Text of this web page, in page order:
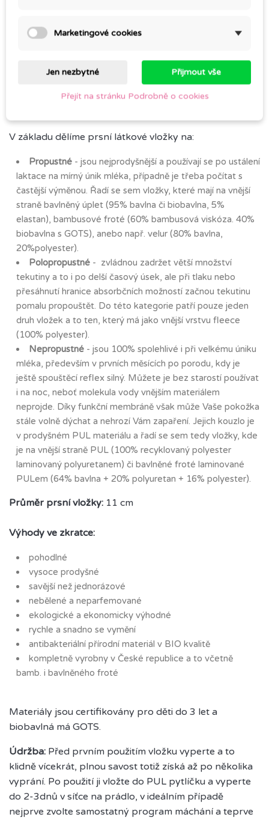
BIO Vložky do podprsenky - Hortenzie (PUL) / 1 pár
BIO Vložky do podprsenky - Protea královká (PUL) / 1
BIO Vložky do podprsenky - Fialové kopretiny (PUL) / 1
Dárková krabička A4 s výplní / 1 ks
V základu dělíme prsní látkové vložky na:
Propustné - jsou nejprodyšnější a používají se po ustálení
laktace na mírný únik mléka, případně je třeba počítat s
častější výměnou. Řadí se sem vložky, které mají na vnější
straně bavlněný úplet (95% bavlna či biobavlna, 5%
elastan), bambusové froté (60% bambusová viskóza. 40%
biobavlna s GOTS), anebo např. velur (80% bavlna,
20%polyester).
Polopropustné - zvládnou zadržet větší množství
tekutiny a to i po delší časový úsek, ale při tlaku nebo
přesáhnutí hranice absorbčních možností začnou tekutinu
pomalu propouštět. Do této kategorie patří pouze jeden
druh vložek a to ten, který má jako vnější vrstvu fleece
(100% polyester).
Nepropustné - jsou 100% spolehlivé i při velkému úniku
mléka, především v prvních měsících po porodu, kdy je
ještě spouštěcí reflex silný. Můžete je bez starostí používat
i na noc, neboť molekula vody vnějším materiálem
neprojde. Díky funkční membráně však může Vaše pokožka
stále volně dýchat a nehrozí Vám zapaření. Jejich kouzlo je
v prodyšném PUL materiálu a řadí se sem tedy vložky, kde
je na vnější straně PUL (100% recyklovaný polyester
laminovaný polyuretanem) či bavlněné froté laminované
PULem (64% bavlna + 20% polyuretan + 16% polyester).
Průměr prsní vložky: 11 cm
Výhody ve zkratce:
pohodlné
vysoce prodyšné
savější než jednorázové
nebělené a neparfemované
ekologické a ekonomicky výhodné
rychle a snadno se vymění
antibakteriální přírodní materiál v BIO kvalitě
kompletně vyrobny v České republice a to včetně
bamb. i bavlněného froté
Materiály jsou certifikovány pro děti do 3 let a
biobavlná má GOTS.
Údržba: Před prvním použitím vložku vyperte a to
klidně vícekrát, plnou savost totiž získá až po několika
vyprání. Po použití ji vložte do PUL pytlíčku a vyperte
do 2-3dnů v síťce na prádlo, v ideálním případě
nejprve zvolte samostatný program máchání a teprve
Marketingové cookies
Jen nezbytné Přijmout vše
Přejít na stránku Podrobně o cookies